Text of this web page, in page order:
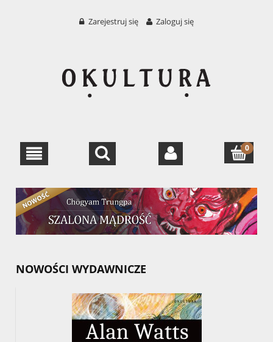
Zarejestruj się Zaloguj się
NOWOŚCI WYDAWNICZE